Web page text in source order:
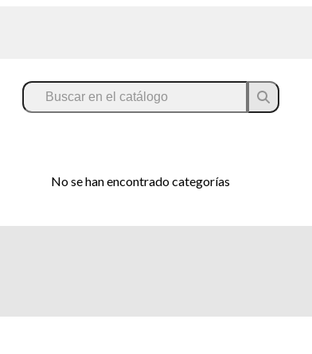
No se han encontrado categorías